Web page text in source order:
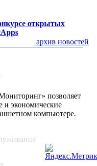
открытых
архив новостей
позволяет
и экономические
компьютере.